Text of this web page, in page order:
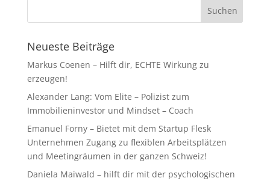
Neueste Beiträge
Markus Coenen – Hilft dir, ECHTE Wirkung zu
erzeugen!
Alexander Lang: Vom Elite – Polizist zum
Immobilieninvestor und Mindset – Coach
Emanuel Forny – Bietet mit dem Startup Flesk
Unternehmen Zugang zu flexiblen Arbeitsplätzen
und Meetingräumen in der ganzen Schweiz!
Daniela Maiwald – hilft dir mit der psychologischen